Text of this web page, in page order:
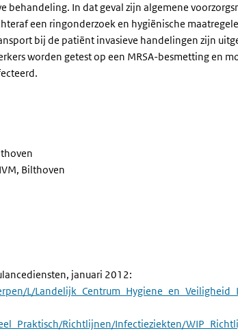
behandeling. In dat geval zijn algemene
een ringonderzoek en hygiënische
bij de patiënt invasieve handelingen zijn
worden getest op een MRSA-besmetting en
Bilthoven
januari 2012:
L/
Richtlijnen/Infectieziekten/